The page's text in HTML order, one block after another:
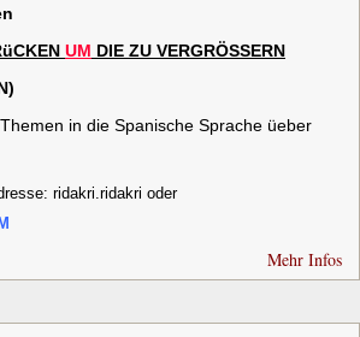
UM DIE ZU VERGRÖSSERN
in die Spanische Sprache üeber
ridakri.ridakri oder
Mehr Infos